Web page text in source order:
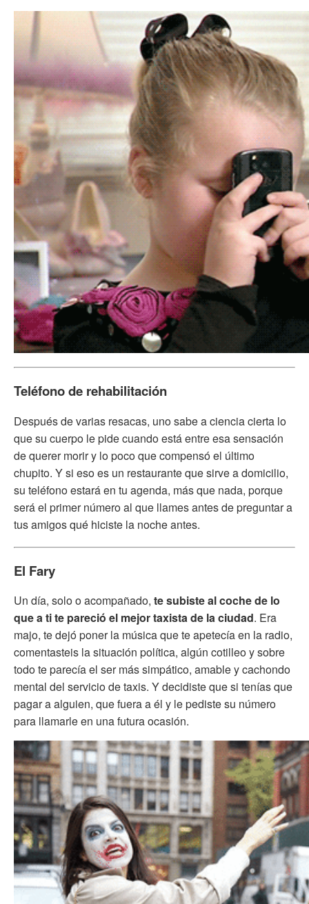
Teléfono de rehabilitación
Después de varias resacas, uno sabe a ciencia cierta lo
que su cuerpo le pide cuando está entre esa sensación
de querer morir y lo poco que compensó el último
chupito. Y si eso es un restaurante que sirve a domicilio,
su teléfono estará en tu agenda, más que nada, porque
será el primer número al que llames antes de preguntar a
tus amigos qué hiciste la noche antes.
El Fary
Un día, solo o acompañado, te subiste al coche de lo
que a ti te pareció el mejor taxista de la ciudad. Era
majo, te dejó poner la música que te apetecía en la radio,
comentasteis la situación política, algún cotilleo y sobre
todo te parecía el ser más simpático, amable y cachondo
mental del servicio de taxis. Y decidiste que si tenías que
pagar a alguien, que fuera a él y le pediste su número
para llamarle en una futura ocasión.